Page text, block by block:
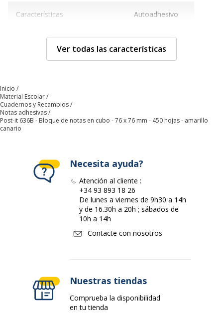
Características Autoadhesivo
Categoría de producto de papel Papel de notas
Formato
Material del producto Papel
Características generales
Características generales
Amarilla
1
Certificado PEFC
Reciclable No
Ver todas las características
Inicio
Material Escolar
Cuadernos y Recambios
Notas adhesivas
Post-it 636B - Bloque de notas en cubo - 76 x 76 mm - 450 hojas - amarillo
canario
Necesita ayuda?
Atención al cliente :
+34 93 893 18 26
De lunes a viernes de 9h30 a 14h
y de 16.30h a 20h ; sábados de
10h a 14h
Contacte con nosotros
Nuestras tiendas
Comprueba la disponibilidad
en tu tienda